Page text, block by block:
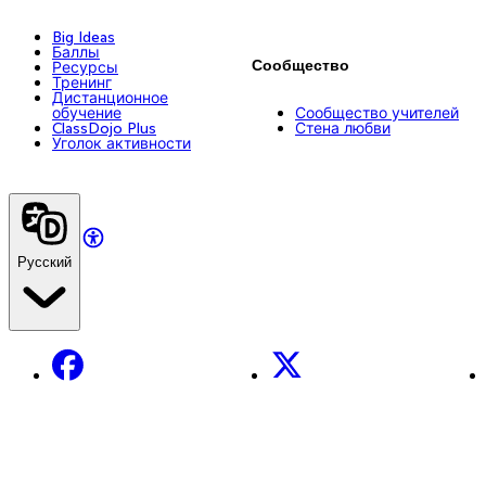
Big Ideas
Баллы
Ресурсы
Тренинг
Дистанционное
обучение
ClassDojo Plus
Уголок активности
Сообщество
Сообщество учителей
Стена любви
Русский
Facebook X